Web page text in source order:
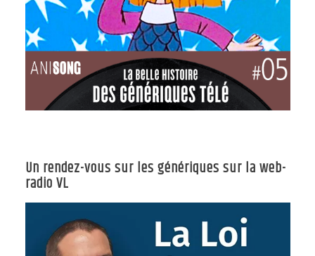
Un rendez-vous sur les génériques sur la web-
radio VL